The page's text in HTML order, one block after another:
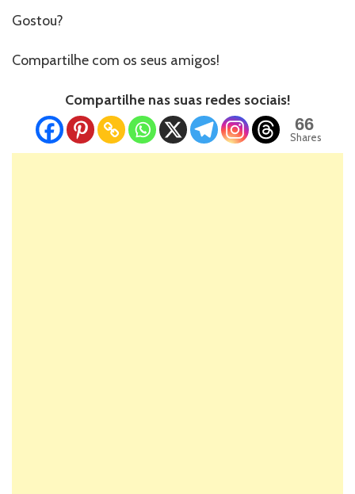
Gostou?
Compartilhe com os seus amigos!
Compartilhe nas suas redes sociais!
66
Shares